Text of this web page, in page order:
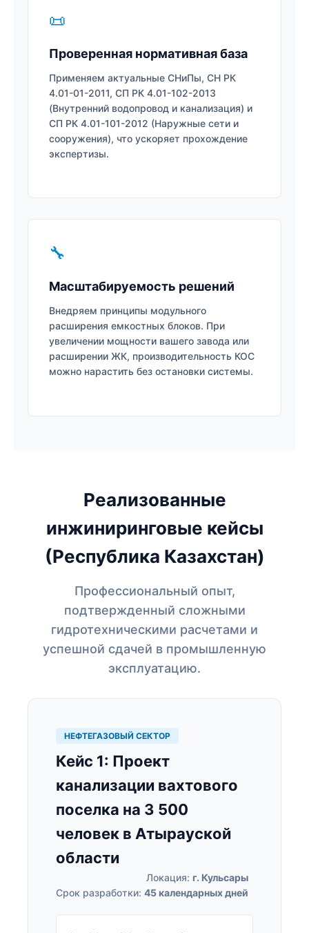
📜
Проверенная нормативная база
Применяем актуальные СНиПы, СН РК
4.01-01-2011, СП РК 4.01-102-2013
(Внутренний водопровод и канализация) и
СП РК 4.01-101-2012 (Наружные сети и
сооружения), что ускоряет прохождение
экспертизы.
🔧
Масштабируемость решений
Внедряем принципы модульного
расширения емкостных блоков. При
увеличении мощности вашего завода или
расширении ЖК, производительность КОС
можно нарастить без остановки системы.
Реализованные
инжиниринговые кейсы
(Республика Казахстан)
Профессиональный опыт,
подтвержденный сложными
гидротехническими расчетами и
успешной сдачей в промышленную
эксплуатацию.
НЕФТЕГАЗОВЫЙ СЕКТОР
Кейс 1: Проект
канализации вахтового
поселка на 3 500
человек в Атырауской
области
Локация: г. Кульсары
Срок разработки: 45 календарных дней